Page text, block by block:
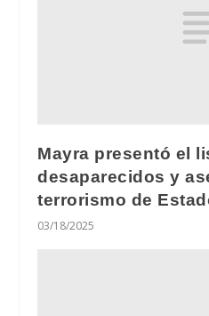
Mayra presentó el
desaparecidos y
terrorismo de
03/18/2025